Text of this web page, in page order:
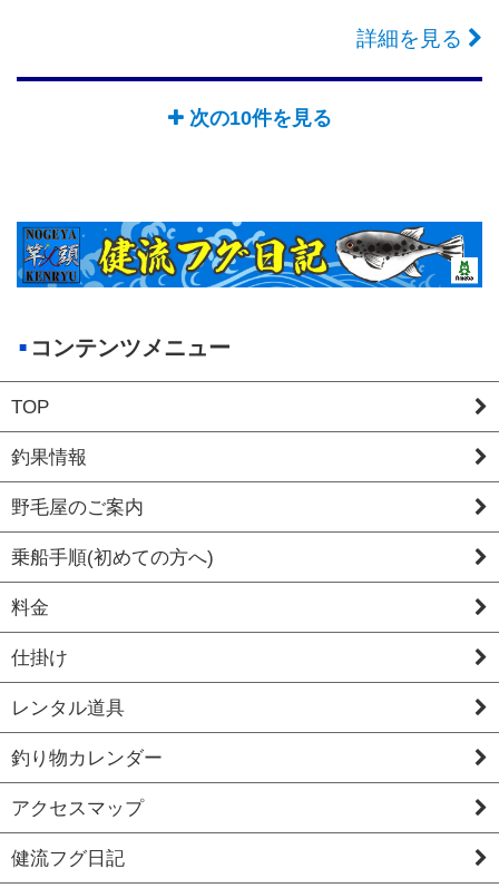
詳細を見る
次の10件を見る
コンテンツメニュー
TOP
釣果情報
野毛屋のご案内
乗船手順(初めての方へ)
料金
仕掛け
レンタル道具
釣り物カレンダー
アクセスマップ
健流フグ日記